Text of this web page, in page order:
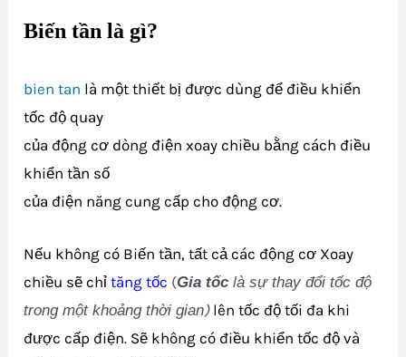
Biến tần là gì?
bien tan là một thiết bị được dùng để điều khiển
tốc độ quay
của động cơ dòng điện xoay chiều bằng cách điều
khiển tần số
của điện năng cung cấp cho động cơ.
Nếu không có Biến tần, tất cả các động cơ Xoay
chiều sẽ chỉtăng tốc (Gia tốclà sự thay đổi tốc độ
trong một khoảng thời gian) lên tốc độ tối đa khi
được cấp điện. Sẽ không có điều khiển tốc độ và